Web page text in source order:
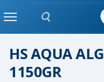
Zoeken
MenuFILTERMATERIAAL
HS AQUA
1150GR